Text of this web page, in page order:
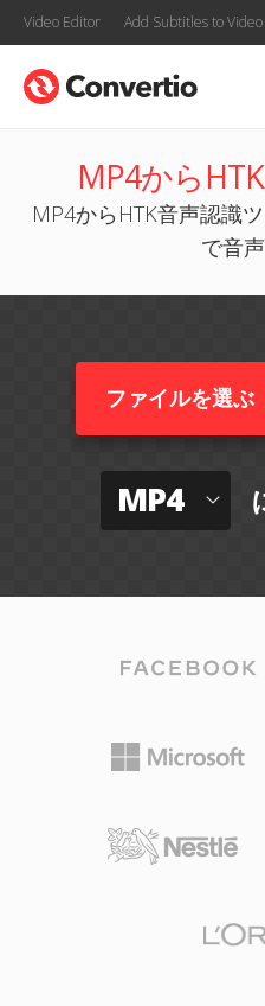
Video Editor Add Subtitles to Video
MP4から
MP4からHTK音声認識
で音
ファイルを選ぶ
MP4